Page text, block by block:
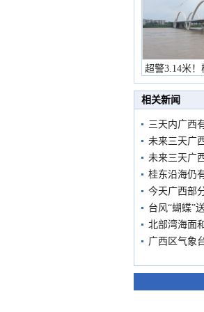
超警3.14米
市
相关新闻
三天内广西
未来三天广
未来三天广
桂东沿海仍
今天广西部
台风“蝴蝶”
北部湾海面
广西区气象